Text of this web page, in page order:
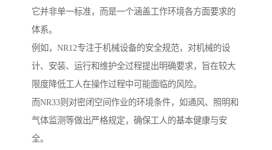
它并非单一标准，而是一个涵盖工作环境各方面要求的
体系。
例如，NR12专注于机械设备的安全规范，对机械的设
计、安装、运行和维护全过程提出明确要求，旨在较大
限度降低工人在操作过程中可能面临的风险。
而NR33则对密闭空间作业的环境条件，如通风、照明和
气体监测等做出严格规定，确保工人的基本健康与安
全。